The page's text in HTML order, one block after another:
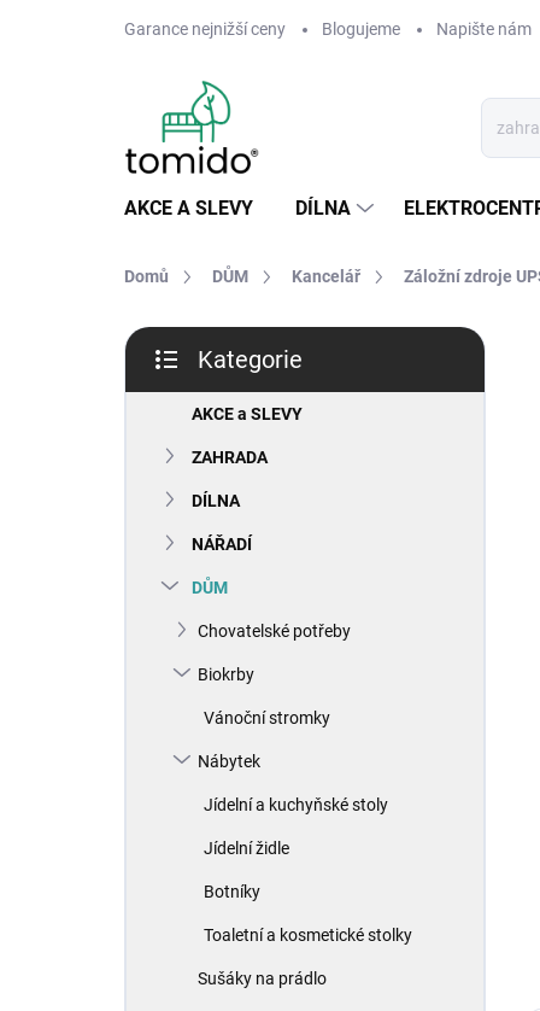
Garance nejnižší ceny Blogujeme Napište nám
AKCE A SLEVY DÍLNA
Domů DŮM Kancelář Záložní zdroje
P
s
kategorie
Kategorie
AKCE a SLEVY
ZAHRADA
DÍLNA
NÁŘADÍ
DŮM
Chovatelské potřeby
Biokrby
Vánoční stromky
Nábytek
Jídelní a kuchyňské stoly
Jídelní židle
Botníky
Toaletní a kosmetické stolky
Sušáky na prádlo